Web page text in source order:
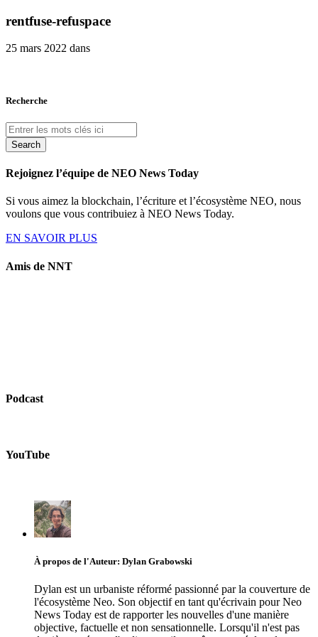
rentfuse-refuspace
25 mars 2022 dans
Recherche
Search
Rejoignez l’équipe de NEO News Today
Si vous aimez la blockchain, l’écriture et l’écosystème NEO, nous
voulons que vous contribuiez à NEO News Today.
EN SAVOIR PLUS
Amis de NNT
Podcast
YouTube
À propos de l'Auteur: Dylan Grabowski
Dylan est un urbaniste réformé passionné par la couverture de
l'écosystème Neo. Son objectif en tant qu'écrivain pour Neo
News Today est de rapporter les nouvelles d'une manière
objective, factuelle et non sensationnelle. Lorsqu'il n'est pas